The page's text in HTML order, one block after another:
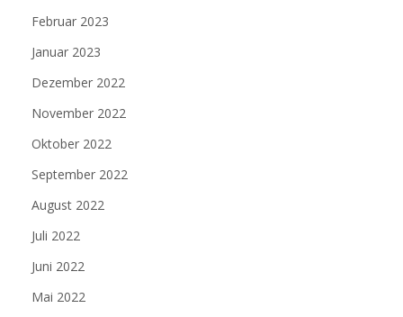
Februar 2023
Januar 2023
Dezember 2022
November 2022
Oktober 2022
September 2022
August 2022
Juli 2022
Juni 2022
Mai 2022